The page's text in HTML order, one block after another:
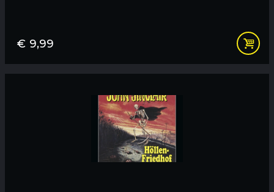
€ 9,99